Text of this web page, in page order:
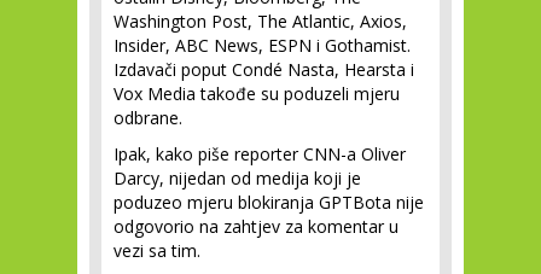
Washington Post, The Atlantic, Axios,
Insider, ABC News, ESPN i Gothamist.
Izdavači poput Condé Nasta, Hearsta i
Vox Media takođe su poduzeli mjeru
odbrane.
Ipak, kako piše reporter CNN-a Oliver
Darcy, nijedan od medija koji je
poduzeo mjeru blokiranja GPTBota nije
odgovorio na zahtjev za komentar u
vezi sa tim.